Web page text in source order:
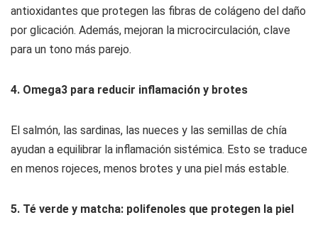
antioxidantes que protegen las fibras de colágeno del daño
por glicación. Además, mejoran la microcirculación, clave
para un tono más parejo.
4. Omega3 para reducir inflamación y brotes
El salmón, las sardinas, las nueces y las semillas de chía
ayudan a equilibrar la inflamación sistémica. Esto se traduce
en menos rojeces, menos brotes y una piel más estable.
5. Té verde y matcha: polifenoles que protegen la piel